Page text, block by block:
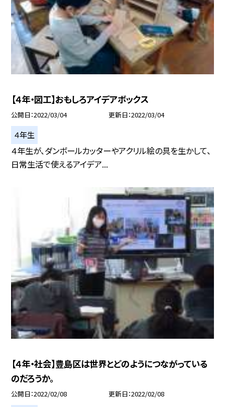
【４年・図工】おもしろアイデアボックス
公開日 2022/03/04 更新日 2022/03/04
４年生
４年生が、ダンボールカッターやアクリル絵の具を生かして、
日常生活で使えるアイデア...
【４年・社会】豊島区は世界とどのようにつながっている
のだろうか。
公開日 2022/02/08 更新日 2022/02/08